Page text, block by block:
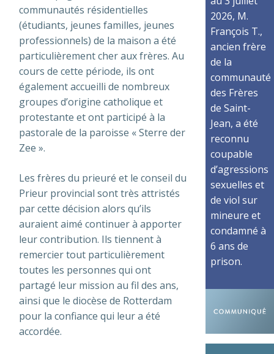
communautés résidentielles
(étudiants, jeunes familles, jeunes
professionnels) de la maison a été
particulièrement cher aux frères. Au
cours de cette période, ils ont
également accueilli de nombreux
groupes d’origine catholique et
protestante et ont participé à la
pastorale de la paroisse « Sterre der
Zee ».
Les frères du prieuré et le conseil du
Prieur provincial sont très attristés
par cette décision alors qu’ils
auraient aimé continuer à apporter
leur contribution. Ils tiennent à
remercier tout particulièrement
toutes les personnes qui ont
partagé leur mission au fil des ans,
ainsi que le diocèse de Rotterdam
pour la confiance qui leur a été
accordée.
2026, M.
François T.,
ancien frère
de la
communauté
des Frères
de Saint-
Jean, a été
reconnu
coupable
d’agressions
sexuelles et
de viol sur
mineure et
condamné à
6 ans de
prison.